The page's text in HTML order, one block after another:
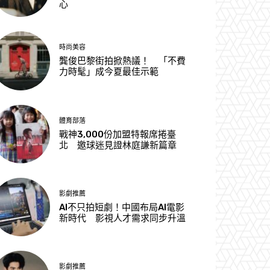
心
時尚美容
龔俊巴黎街拍掀熱議！ 「不費
力時髦」成今夏最佳示範
體育部落
戰神3,000份加盟特報席捲臺
北 邀球迷見證林庭謙新篇章
影劇推薦
AI不只拍短劇！中國布局AI電影
新時代 影視人才需求同步升溫
影劇推薦